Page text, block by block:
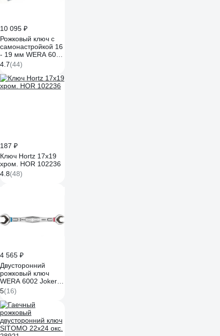
10 095 ₽
Рожковый ключ с
самонастройкой 16
- 19 мм WERA 6004
Joker L WE-020101
4.7(44)
187 ₽
Ключ Hortz 17х19
хром. HOR 102236
4.8(48)
4 565 ₽
Двусторонний
рожковый ключ
WERA 6002 Joker
17-19 мм WE-
003765
5(16)